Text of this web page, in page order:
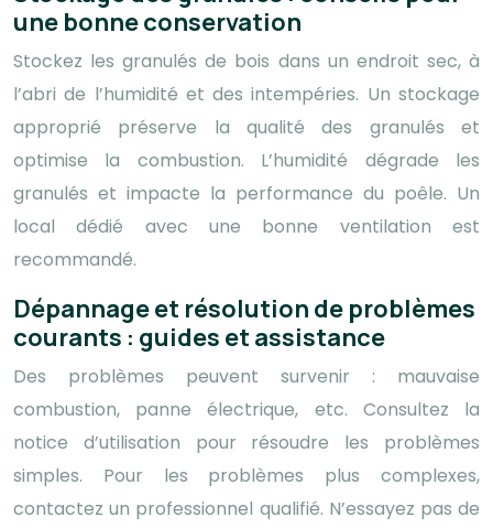
une bonne conservation
Stockez les granulés de bois dans un endroit sec, à
l’abri de l’humidité et des intempéries. Un stockage
approprié préserve la qualité des granulés et
optimise la combustion. L’humidité dégrade les
granulés et impacte la performance du poêle. Un
local dédié avec une bonne ventilation est
recommandé.
Dépannage et résolution de problèmes
courants : guides et assistance
Des problèmes peuvent survenir : mauvaise
combustion, panne électrique, etc. Consultez la
notice d’utilisation pour résoudre les problèmes
simples. Pour les problèmes plus complexes,
contactez un professionnel qualifié. N’essayez pas de